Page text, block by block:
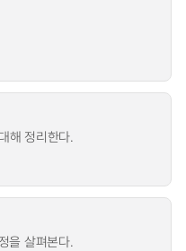
해 정리한다.
을 살펴본다.